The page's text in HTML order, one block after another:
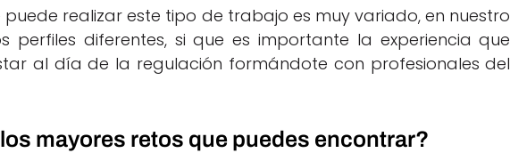
realizar este tipo de trabajo es muy variado, en nuestro
perfiles diferentes, si que es importante la experiencia que
al día de la regulación formándote con profesionales del
mayores retos que puedes encontrar?